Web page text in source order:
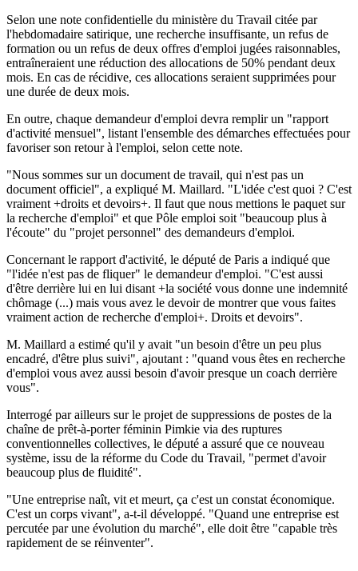
Selon une note confidentielle du ministère du Travail citée par
l'hebdomadaire satirique, une recherche insuffisante, un refus de
formation ou un refus de deux offres d'emploi jugées raisonnables,
entraîneraient une réduction des allocations de 50% pendant deux
mois. En cas de récidive, ces allocations seraient supprimées pour
une durée de deux mois.
En outre, chaque demandeur d'emploi devra remplir un "rapport
d'activité mensuel", listant l'ensemble des démarches effectuées pour
favoriser son retour à l'emploi, selon cette note.
"Nous sommes sur un document de travail, qui n'est pas un
document officiel", a expliqué M. Maillard. "L'idée c'est quoi ? C'est
vraiment +droits et devoirs+. Il faut que nous mettions le paquet sur
la recherche d'emploi" et que Pôle emploi soit "beaucoup plus à
l'écoute" du "projet personnel" des demandeurs d'emploi.
Concernant le rapport d'activité, le député de Paris a indiqué que
"l'idée n'est pas de fliquer" le demandeur d'emploi. "C'est aussi
d'être derrière lui en lui disant +la société vous donne une indemnité
chômage (...) mais vous avez le devoir de montrer que vous faites
vraiment action de recherche d'emploi+. Droits et devoirs".
M. Maillard a estimé qu'il y avait "un besoin d'être un peu plus
encadré, d'être plus suivi", ajoutant : "quand vous êtes en recherche
d'emploi vous avez aussi besoin d'avoir presque un coach derrière
vous".
Interrogé par ailleurs sur le projet de suppressions de postes de la
chaîne de prêt-à-porter féminin Pimkie via des ruptures
conventionnelles collectives, le député a assuré que ce nouveau
système, issu de la réforme du Code du Travail, "permet d'avoir
beaucoup plus de fluidité".
"Une entreprise naît, vit et meurt, ça c'est un constat économique.
C'est un corps vivant", a-t-il développé. "Quand une entreprise est
percutée par une évolution du marché", elle doit être "capable très
rapidement de se réinventer".